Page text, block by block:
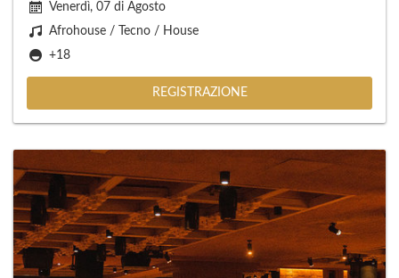
Venerdì, 07 di Agosto
Afrohouse / Tecno / House
+18
REGISTRAZIONE